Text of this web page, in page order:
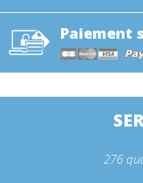
Paiement
276